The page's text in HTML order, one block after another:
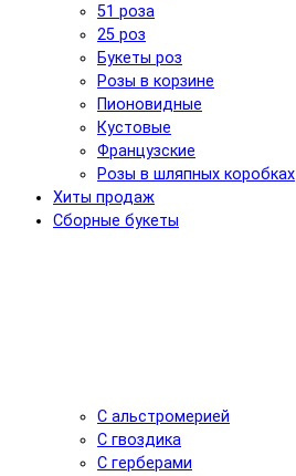
51 роза
25 роз
Букеты роз
Розы в корзине
Пионовидные
Кустовые
Французские
Розы в шляпных коробках
Хиты продаж
Сборные букеты
С альстромерией
С гвоздика
С герберами